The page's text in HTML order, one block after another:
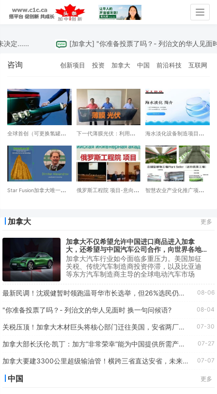
定...... [加拿大] "你准备投票了吗？- 列治⽂的华⼈⻅⾯时
咨询 创新项目 投资 加拿大 中国 前沿科技 互联网
全球首创（可更换氢罐）氢
下一代薄膜光伏：利用有机
术-有机光伏（OPV）电池
1-solar.com
海水淡化设备制造项目
Star Fusion加拿大唯一一家
俄罗斯工程院 项目-意向对
智慧农业产业化推广项目
加拿大 更多
加拿大不仅希望允许中国进口商品进入加拿
大，还希望与中国汽车公司合作，向世界各地
出口电动汽车
加拿大汽车行业如今面临多重压力。美国加征
关税、传统汽车制造商投资停滞，以及比亚迪
等东方汽车制造商主导的全球电动汽车市场
最新民调！沈观健暂时领跑温哥华市长选举，但26%选民仍未决定...... 08-06
"你准备投票了吗？- 列治⽂的华⼈⻅⾯时 换⼀句问候语? 08-04
关税压顶！加拿大木材巨头将核心部门迁往美国，安省两厂已停工 07-30
加拿大部长沃伦·凯丁：加方“非常荣幸”能为中国提供所需产品。 07-27
加拿大要建3300公里超级输油管！横跨三省直达安省，未来或延伸魁省、直通欧洲 07-07
中国 更多